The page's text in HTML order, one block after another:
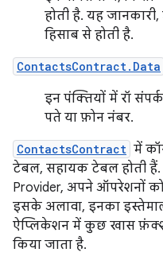
होती है. यह
हिसाब से होती है.
ContactsContract.Data
इन पंक्तियों में रॉ
पते या फ़ोन नंबर.
ContactsContract में
टेबल, सहायक टेबल होती
Provider, अपने ऑपरेशनों
इसके अलावा, इनका
ऐप्लिकेशन में कुछ खास
किया जाता है.